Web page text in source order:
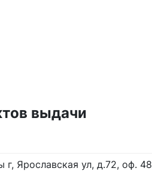
выдачи
г, Ярославская ул, д.72, оф. 48